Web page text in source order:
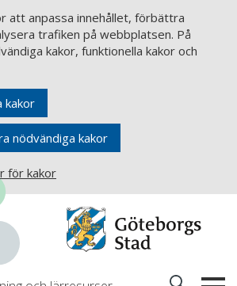
att anpassa innehållet, förbättra
trafiken på webbplatsen. På
kakor, funktionella kakor och
kakor
nödvändiga kakor
för kakor